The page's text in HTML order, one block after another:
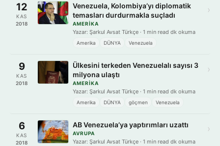
12
KAS
2018
Venezuela, Kolombiya’yı diplomatik
temasları durdurmakla suçladı
AMERIKA
Yazar: Şarkul Avsat Türkçe · 1 min read dk okuma
Amerika DÜNYA Venezuela
›
9
KAS
2018
Ülkesini terkeden Venezuelalı sayısı 3
milyona ulaştı
AMERIKA
Yazar: Şarkul Avsat Türkçe · 1 min read dk okuma
Amerika DÜNYA göçmen Venezuela
›
6
KAS
2018
AB Venezuela’ya yaptırımları uzattı
AVRUPA
Yazar: Şarkul Avsat Türkçe · 1 min read dk okuma
›